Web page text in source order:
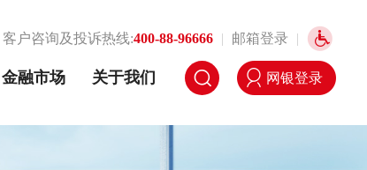
客户咨询及投诉热线:400-88-96666 | 邮箱登录 |
金融市场 关于我们 网银登录